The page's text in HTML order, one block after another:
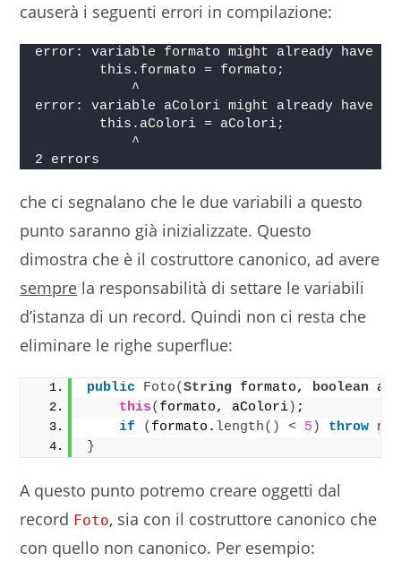
causerà i seguenti errori in compilazione:
error: variable formato might already have
        this.formato = formato;
            ^
error: variable aColori might already have
        this.aColori = aColori;
            ^
2 errors
che ci segnalano che le due variabili a questo
punto saranno già inizializzate. Questo
dimostra che è il costruttore canonico, ad avere
sempre la responsabilità di settare le variabili
d’istanza di un record. Quindi non ci resta che
eliminare le righe superflue:
public Foto(String formato, boolean
this( formato, aColori) ;
if
( formato. length() < 5 ) throw new
}
A questo punto potremo creare oggetti dal
record Foto, sia con il costruttore canonico che
con quello non canonico. Per esempio: